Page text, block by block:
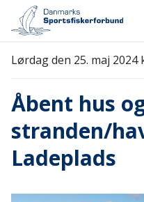
Lørdag den 25. maj 2024
Åbent hus
stranden/
Ladeplads